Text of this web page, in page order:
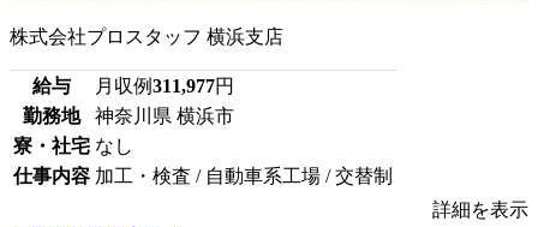
株式会社プロスタッフ 横浜支店
給与 月収例311,977円
勤務地
神奈川県 横浜市
寮・社宅 なし
仕事内容 加工・検査 / 自動車系工場 / 交替制
詳細を表示